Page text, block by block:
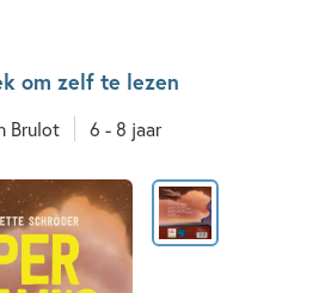
om zelf te lezen
Brulot 6 - 8 jaar